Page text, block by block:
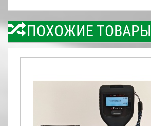
ПОХОЖИЕ ТОВАРЫ